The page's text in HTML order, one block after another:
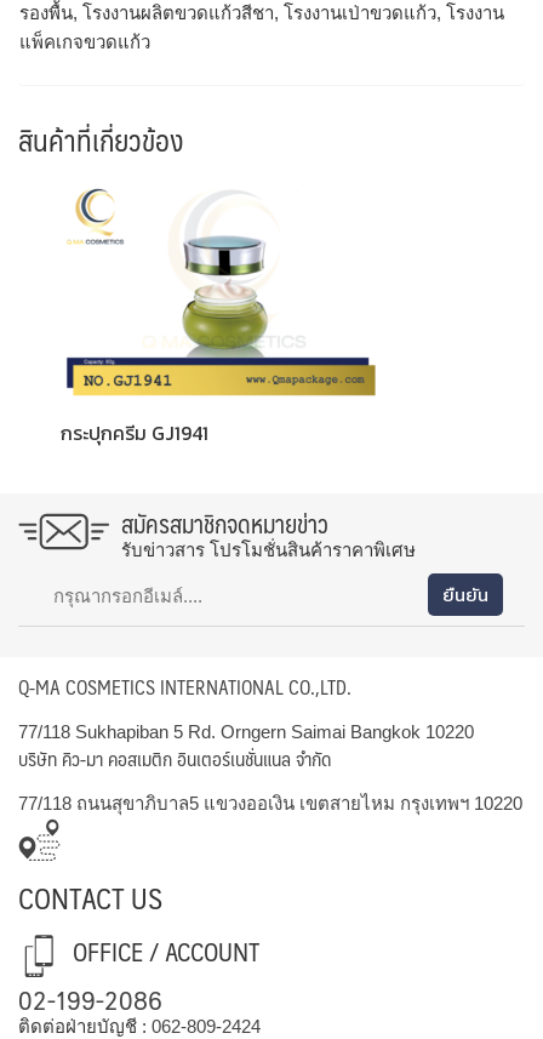
รองพื้น, โรงงานผลิตขวดแก้วสีชา, โรงงานเป่าขวดแก้ว, โรงงาน
แพ็คเกจขวดแก้ว
สินค้าที่เกี่ยวข้อง
กระปุกครีม GJ1941
สมัครสมาชิกจดหมายข่าว
รับข่าวสาร โปรโมชั่นสินค้าราคาพิเศษ
Q-MA COSMETICS INTERNATIONAL CO.,LTD.
77/118 Sukhapiban 5 Rd. Orngern Saimai Bangkok 10220
บริษัท คิว-มา คอสเมติก อินเตอร์เนชั่นแนล จำกัด
77/118 ถนนสุขาภิบาล5 แขวงออเงิน เขตสายไหม กรุงเทพฯ 10220
CONTACT US
OFFICE / ACCOUNT
02-199-2086
ติดต่อฝ่ายบัญชี : 062-809-2424